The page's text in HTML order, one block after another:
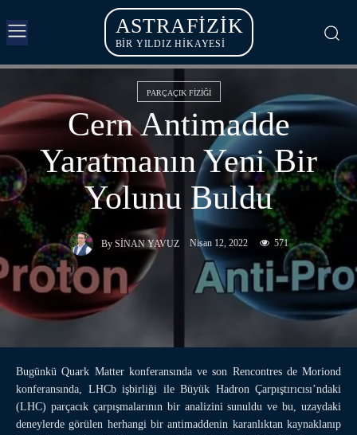
ASTRAFIZIK
BİR YILDIZ HİKAYESİ
PARÇAÇIK FIZIĞI
Cern Antimadde
Yaratmanın Yeni Bir
Yolunu Buldu
By SINAN YAVUZ Nisan 12, 2022 571
Bugünkü Quark Matter konferansında ve son Rencontres de Moriond
konferansında, LHCb işbirliği ile Büyük Hadron Çarpıştırıcısı’ndaki
(LHC) parçacık çarpışmalarının bir analizini sunuldu ve bu, uzaydaki
deneylerde görülen herhangi bir antimaddenin karanlıktan kaynaklanıp